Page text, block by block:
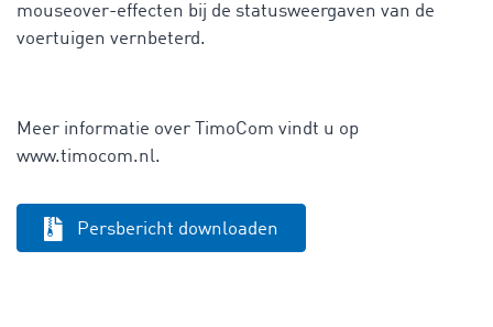
mouseover-effecten bij de statusweergaven van de
voertuigen vernbeterd.
Meer informatie over TimoCom vindt u op
www.timocom.nl.
Persbericht downloaden